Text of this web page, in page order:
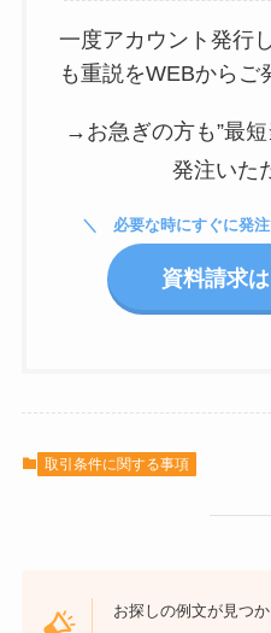
一度アカウント発行
も重説をWEBからご
→お急ぎの方も”最
発注いた
必要な時にすぐに発
資料請求
取引条件に関する事項
お探しの例文が見つ